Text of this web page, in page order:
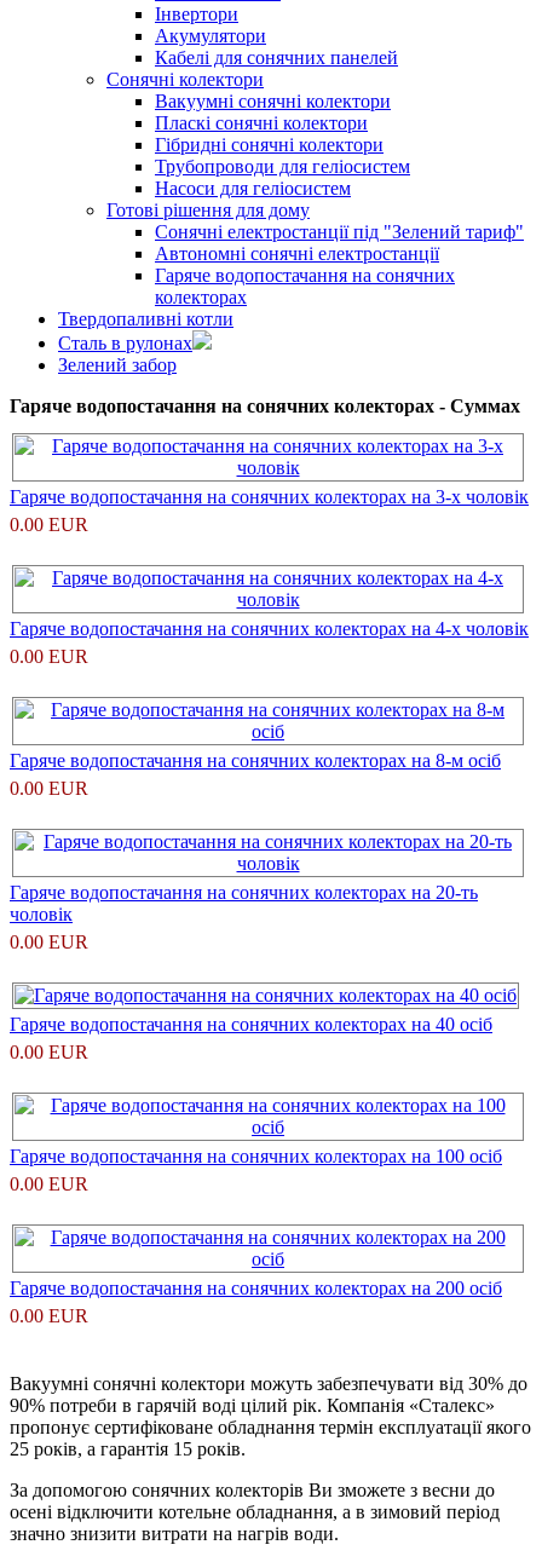
Інвертори
Акумулятори
Кабелі для сонячних панелей
Сонячні колектори
Вакуумні сонячні колектори
Пласкі сонячні колектори
Гібридні сонячні колектори
Трубопроводи для геліосистем
Насоси для геліосистем
Готові рішення для дому
Сонячні електростанції під "Зелений тариф"
Автономні сонячні електростанції
Гаряче водопостачання на сонячних
колекторах
Твердопаливні котли
Сталь в рулонах
Зелений забор
Гаряче водопостачання на сонячних колекторах - Суммах
Гаряче водопостачання на сонячних колекторах на 3-х чоловік
0.00 EUR
Гаряче водопостачання на сонячних колекторах на 4-х чоловік
0.00 EUR
Гаряче водопостачання на сонячних колекторах на 8-м осіб
0.00 EUR
Гаряче водопостачання на сонячних колекторах на 20-ть
чоловік
0.00 EUR
Гаряче водопостачання на сонячних колекторах на 40 осіб
0.00 EUR
Гаряче водопостачання на сонячних колекторах на 100 осіб
0.00 EUR
Гаряче водопостачання на сонячних колекторах на 200 осіб
0.00 EUR
Вакуумні сонячні колектори можуть забезпечувати від 30% до
90% потреби в гарячій воді цілий рік. Компанія «Сталекс»
пропонує сертифіковане обладнання термін експлуатації якого
25 років, а гарантія 15 років.
За допомогою сонячних колекторів Ви зможете з весни до
осені відключити котельне обладнання, а в зимовий період
значно знизити витрати на нагрів води.